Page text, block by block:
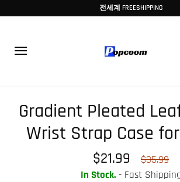
전세계 FREESHIPPING
Gradient Pleated
Wrist Strap Case
$21.99 $35.99
In Stock.- Fast